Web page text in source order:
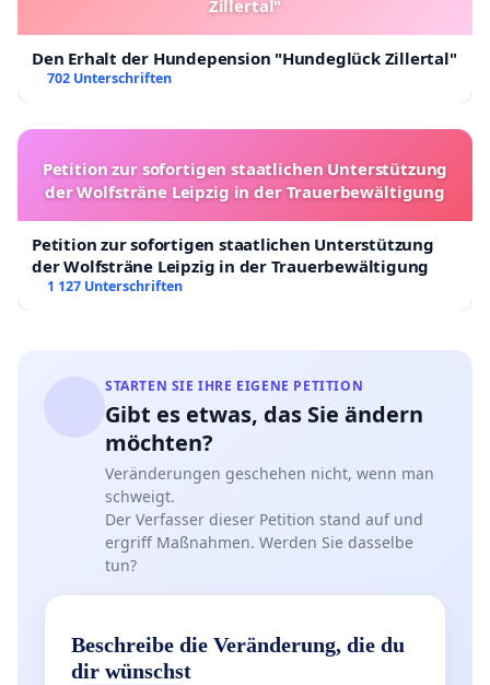
Zillertal"
Den Erhalt der Hundepension "Hundeglück Zillertal"
702 Unterschriften
Petition zur sofortigen staatlichen Unterstützung
der Wolfsträne Leipzig in der Trauerbewältigung
Petition zur sofortigen staatlichen Unterstützung
der Wolfsträne Leipzig in der Trauerbewältigung
1 127 Unterschriften
STARTEN SIE IHRE EIGENE PETITION
Gibt es etwas, das Sie ändern
möchten?
Veränderungen geschehen nicht, wenn man
schweigt.
Der Verfasser dieser Petition stand auf und
ergriff Maßnahmen. Werden Sie dasselbe
tun?
Beschreibe die Veränderung, die du
dir wünschst